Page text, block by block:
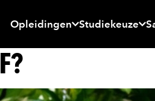
Opleidingen Studiekeuze